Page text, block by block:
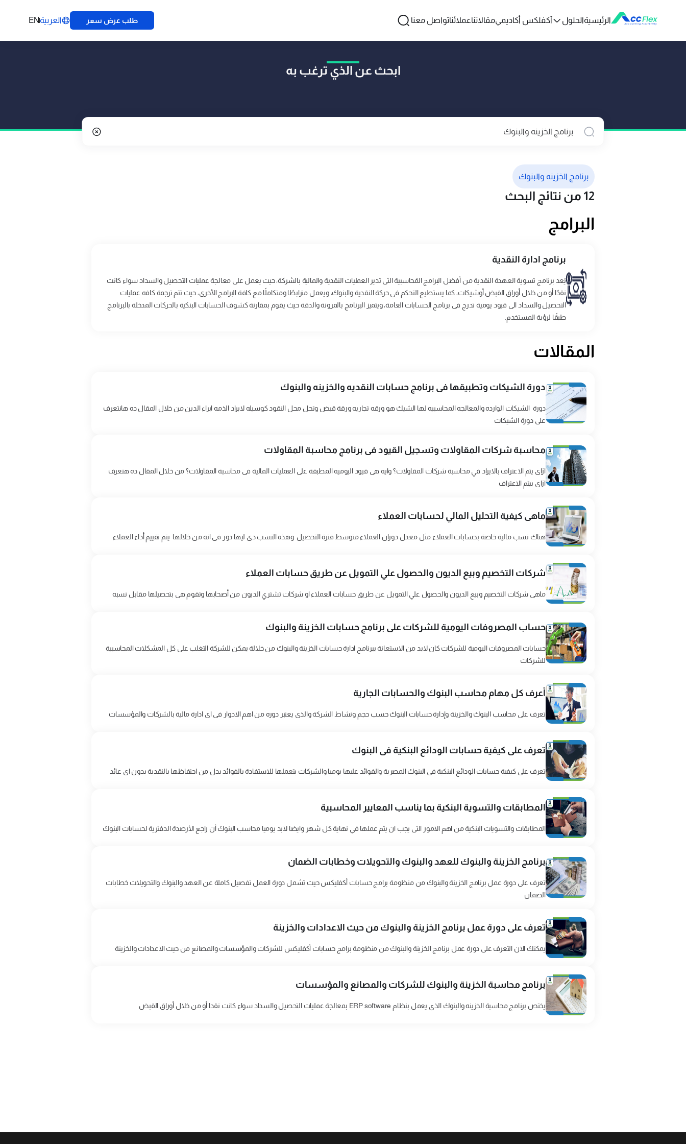
EN العربية طلب عرض سعر تواصل معناعملائنامقالاتناآكفلكس أكاديمي الحلولالرئيسية
ابحث عن الذي ترغب به
برنامج الخزينه والبنوك
12 من نتائج البحث
البرامج
برنامج ادارة النقدية
يُعد برنامج تسوية العهدة النقدية من أفضل البرامج المُحاسبية التى تدير العمليات النقدية والمالية بالشركة، حيث يعمل على معالجة عمليات التحصيل والسداد سواء كانت
نقدًا أو من خلال أوراق القبض أوشيكات، كما يستطيع التحكم في حركة النقدية والبنوك، ويعمل مترابطًا ومتكاملًا مع كافة البرامج الأخرى، حيث تتم ترجمة كافه عمليات
التحصيل والسداد الى قيود يومية تدرج فى برنامج الحسابات العامة، ويتميز البرنامج بالمرونة والدقة حيث يقوم بمقارنة كشوف الحسابات البنكية بالحركات المدخلة بالبرنامج
طبقًا لرؤية المستخدم.
المقالات
دورة الشيكات وتطبيقها فى برنامج حسابات النقديه والخزينه والبنوك
دورة الشيكات الوارده والمعالجه المحاسبيه لها الشيك هو ورقه تجاريه ورقة قبض وتحل محل النقود كوسيله لابراد الذمه ابراء الدين من خلال المقال ده هانتعرف
على دورة الشيكات
محاسبة شركات المقاولات وتسجيل القيود فى برنامج محاسبة المقاولات
ازاى يتم الاعتراف بالايراد في محاسبة شركات المقاولات؟ وايه هى قيود اليوميه المطبقة على العمليات المالية فى محاسبة المقاولات؟ من خلال المقال ده هنعرف
ازاى بيتم الاعتراف
ماهى كيفية التحليل المالي لحسابات العملاء
هناك نسب مالية خاصة بحسابات العملاء مثل معدل دوران العملاء متوسط فترة التحصيل وهذه النسب دى ليها دور فى انه من خلالها يتم تقييم أداء العملاء
شركات التخصيم وبيع الديون والحصول علي التمويل عن طريق حسابات العملاء
ماهى شركات التخصيم وبيع الديون والحصول علي التمويل عن طريق حسابات العملاء او شركات تشتري الديون من أصحابها وتقوم هى بتحصيلها مقابل نسبه
حساب المصروفات اليومية للشركات على برنامج حسابات الخزينة والبنوك
حسابات المصروفات اليومية للشركات كان لابد من الاستعانة ببرنامج ادارة حسابات الخزينة والبنوك من خلالة يمكن للشركة التغلب على كل المشكلات المحاسبية
للشركات
أعرف كل مهام محاسب البنوك والحسابات الجارية
تعرف على محاسب البنوك والخزينة وإدارة حسابات البنوك حسب حجم ونشاط الشركة والذى يعتبر دوره من اهم الادوار فى اى ادارة مالية بالشركات والمؤسسات
تعرف على كيفية حسابات الودائع البنكية فى البنوك
تعرف على كيفية حسابات الودائع البنكية فى البنوك المصرية والفوائد عليها يوميا والشركات بتعملها للاستفادة بالفوائد بدل من احتفاظها بالنقدية بدون اى عائد
المطابقات والتسوية البنكية بما يناسب المعايير المحاسبية
المطابقات والتسويات البنكية من اهم الامور التى يجب ان يتم عملها في نهاية كل شهر وايضا لابد يوميا محاسب البنوك أن راجع الأرصدة الدفترية لحسابات البنوك
برنامج الخزينة والبنوك للعهد والبنوك والتحويلات وخطابات الضمان
تعرف على دورة عمل برنامج الخزينة والبنوك من منظومة برامج حسابات أكفليكس حيث تشمل دورة العمل تفصيل كاملة عن العهد والبنوك والتحويلات خطابات
الضمان
تعرف على دورة عمل برنامج الخزينة والبنوك من حيث الاعدادات والخزينة
يمكنك الان التعرف على دورة عمل برنامج الخزينة والبنوك من منظومة برامج حسابات أكفليكس للشركات والمؤسسات والمصانع من حيث الاعدادات والخزينة
برنامج محاسبة الخزينة والبنوك للشركات والمصانع والمؤسسات
يختص برنامج محاسبة الخزينه والبنوك الذي يعمل بنظام ERP software بمعالجة عمليات التحصيل والسداد سواء كانت نقدا أو من خلال أوراق القبض